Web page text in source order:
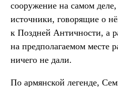
сооружение на самом
источники, говорящие о
к Поздней Античности, а
на предполагаемом месте
ничего не дали.
По армянской легенде,